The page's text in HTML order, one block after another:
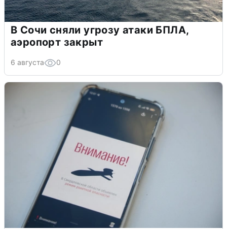
В Сочи сняли угрозу атаки БПЛА,
аэропорт закрыт
6 августа 0